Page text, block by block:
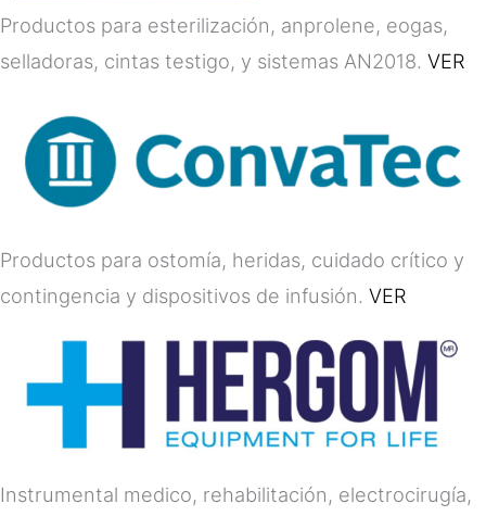
Productos para esterilización, anprolene, eogas,
selladoras, cintas testigo, y sistemas AN2018. VER
Productos para ostomía, heridas, cuidado crítico y
contingencia y dispositivos de infusión. VER
Instrumental medico, rehabilitación, electrocirugía,